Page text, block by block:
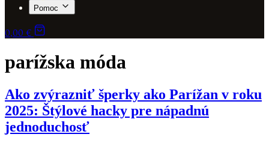
Pomoc
0,00 €
parížska móda
Ako zvýrazniť šperky ako Parížan v roku
2025: Štýlové hacky pre nápadnú
jednoduchosť